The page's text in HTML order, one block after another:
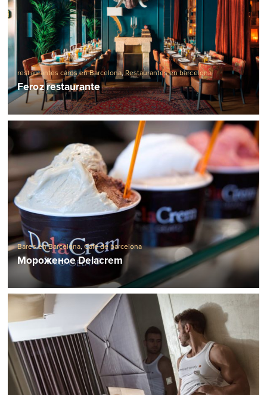
restaurantes caros en Barcelona,Restaurantes en barcelona
Feroz restaurante
Bares en Barcelona, Cafe de barcelona
Мороженое Delacrem